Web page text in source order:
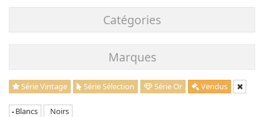
Catégories
Marques
Série Vintage Série Sélection Série Or Vendus
Blancs Noirs